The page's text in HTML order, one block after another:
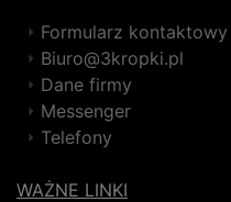
Formularz kontaktowy
Biuro@3kropki.pl
Dane firmy
Messenger
Telefony
WAŻNE LINKI